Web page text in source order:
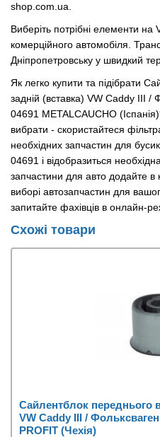
shop.com.ua.
Виберіть потрібні елементи
комерційного автомобіля.
Дніпропетровську у швидкий
Як легко купити та підібрати
задній (вставка) VW Caddy III /
04691 METALCAUCHO
вибрати - скористайтеся
необхідних запчастин для
04691 і відобразиться
запчастини для авто додайте
виборі автозапчастин для
запитайте фахівців в онлайн-
Схожі товари
Сайлентблок переднього
VW Caddy III / Фольксваген
PROFIT (Чехія)